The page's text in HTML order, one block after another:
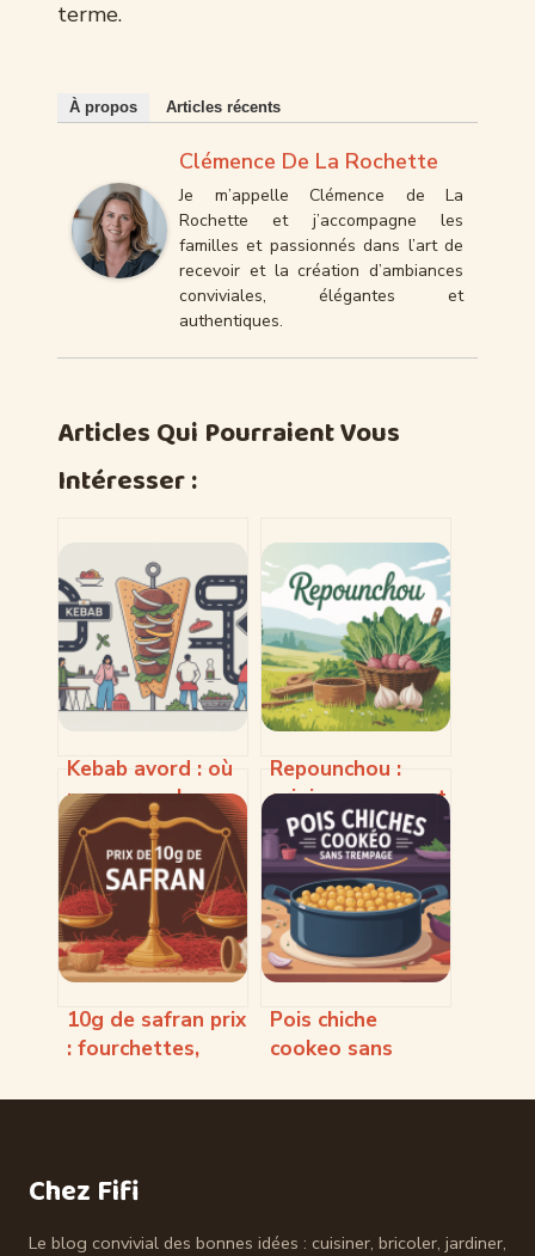
terme.
À propos Articles récents
Clémence De La Rochette
Je m’appelle Clémence de La
Rochette et j’accompagne les
familles et passionnés dans l’art de
recevoir et la création d’ambiances
conviviales, élégantes et
authentiques.
Articles Qui Pourraient Vous
Intéresser :
Kebab avord : où
manger un bon
kebab près de la
base aérienne
Repounchou :
origine, usages et
secrets d’un mot
pas comme les
autres
10g de safran prix
: fourchettes,
repères d’achat
Pois chiche
cookeo sans
méthode facile et
Chez Fifi
Le blog convivial des bonnes idées : cuisiner, bricoler, jardiner,